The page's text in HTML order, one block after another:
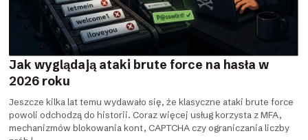
Jak wyglądają ataki brute force na hasła w
2026 roku
Jeszcze kilka lat temu wydawało się, że klasyczne ataki brute force
powoli odchodzą do historii. Coraz więcej usług korzysta z MFA,
mechanizmów blokowania kont, CAPTCHA czy ograniczania liczby